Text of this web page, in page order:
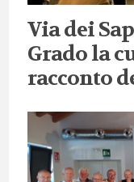
Via dei
Grado la
racconto